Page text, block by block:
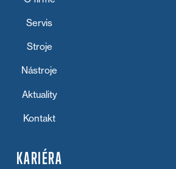
Servis
Stroje
Nástroje
Aktuality
Kontakt
KARIÉRA